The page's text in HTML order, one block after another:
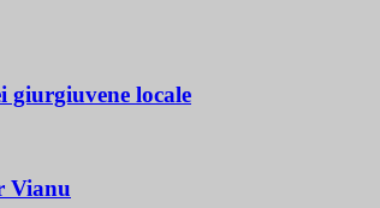
giurgiuvene locale
Vianu